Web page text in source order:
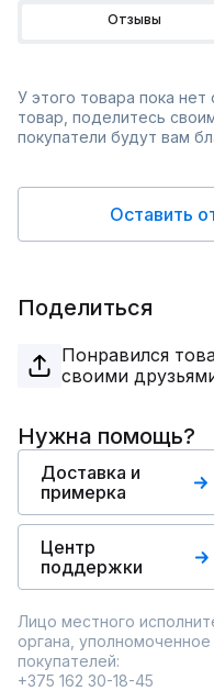
Отзывы
У этого товара пока нет
товар, поделитесь
покупатели будут вам
Оставить
Поделиться
Понравился
своими
Нужна помощь?
Доставка и
примерка
Центр
поддержки
Лицо местного
органа,
покупателей:
+375 162 30-18-45